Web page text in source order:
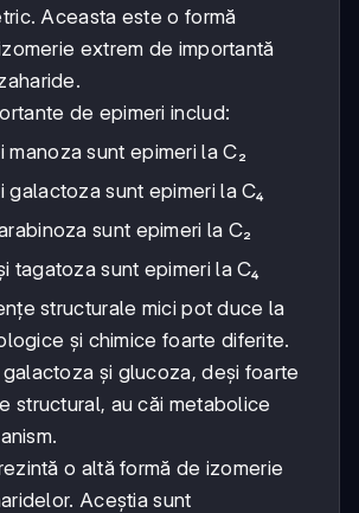
Aceasta este o formă
extrem de importantă
de epimeri includ:
manoza sunt epimeri la C₂
galactoza sunt epimeri la C₄
sunt epimeri la C₂
tagatoza sunt epimeri la C₄
structurale mici pot duce la
și chimice foarte diferite.
și glucoza, deși foarte
structural, au căi metabolice
o altă formă de izomerie
Aceștia sunt